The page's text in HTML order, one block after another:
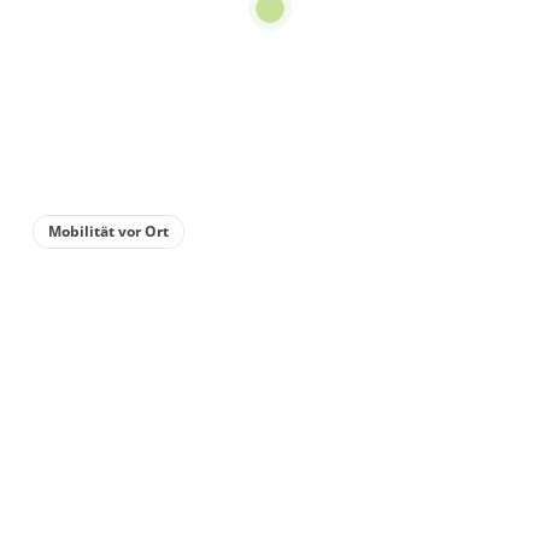
pro Einheit/Nacht
Mobilität vor Ort